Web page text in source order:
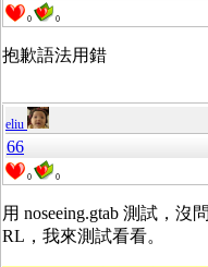
0 0
抱歉語法用錯
eliu
66
0 0
用 noseeing.gtab 測試，
RL，我來測試看看。